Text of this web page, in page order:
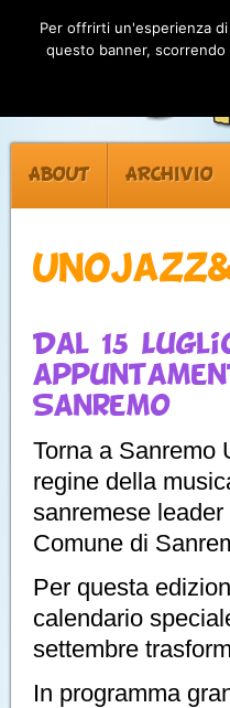
ABOUT ARCHIVIO
Dal 15
Sanremo
Torna a Sanremo
regine della
sanremese
Comune di
Per questa
calendario
settembre
In programma
Per offrirti un'esperienza
questo banner,